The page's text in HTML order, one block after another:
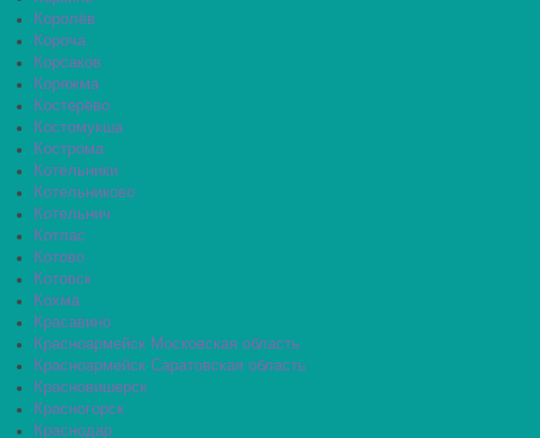
Королёв
Короча
Корсаков
Коряжма
Костерёво
Костомукша
Кострома
Котельники
Котельниково
Котельнич
Котлас
Котово
Котовск
Кохма
Красавино
Красноармейск Московская область
Красноармейск Саратовская область
Красновишерск
Красногорск
Краснодар